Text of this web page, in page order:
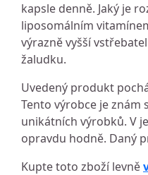
kapsle denně. Jaký je
liposomálním
výrazně vyšší
žaludku.
Uvedený produkt
Tento výrobce je
unikátních výrobků. V
opravdu hodně. Daný
Kupte toto zboží levně